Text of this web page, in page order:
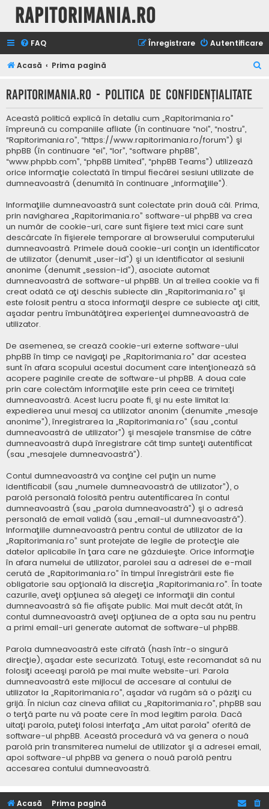
Rapitorimania.ro
FAQ Autentificare
Înregistrare
Acasă Prima pagină
t
Rapitorimania.ro - Politica de confidenţialitate
Această politică explică în detaliu cum „Rapitorimania.ro”
împreună cu companiile afliate (în continuare “noi”, “nostru”,
“Rapitorimania.ro”, “https://www.rapitorimania.ro/forum”) şi
phpBB (în continuare “ei”, “lor”, “software phpBB”,
“www.phpbb.com”, “phpBB Limited”, “phpBB Teams”) utilizează
orice informaţie colectată în timpul fiecărei sesiuni utilizate de
dumneavoastră (denumită în continuare „informaţiile”).
Informaţiile dumneavoastră sunt colectate prin două căi. Prima,
prin navigharea „Rapitorimania.ro” software-ul phpBB va crea
un număr de cookie-uri, care sunt fişiere text mici care sunt
descărcate în fişierele temporare al browserului computerului
dumneavoastră. Primele două cookie-uri conţin un identificator
de utilizator (denumit „user-id”) şi un identificator al sesiunii
anonime (denumit „session-id”), asociate automat
dumneavoastră de software-ul phpBB. Un al treilea cookie va fi
creat odată ce aţi deschis subiecte din „Rapitorimania.ro” şi
este folosit pentru a stoca informaţii despre ce subiecte aţi citit,
aşadar pentru îmbunătăţirea experienţei dumneavoastră de
utilizator.
De asemenea, se crează cookie-uri externe software-ului
phpBB în timp ce navigaţi pe „Rapitorimania.ro” dar acestea
sunt în afara scopului acestui document care intenţionează să
acopere paginile create de software-ul phpBB. A doua cale
prin care colectăm informaţiile este prin ceea ce trimiteţi
dumneavoastră. Acest lucru poate fi, şi nu este limitat la:
expedierea unui mesaj ca utilizator anonim (denumite „mesaje
anonime”), înregistrarea la „Rapitorimania.ro” (sau „contul
dumneavoastră de utilizator”) şi mesajele transmise de către
dumneavoastră după înregistrare cât timp sunteţi autentificat
(sau „mesajele dumneavoastră”).
Contul dumneavoastră va conţine cel puţin un nume
identificabil (sau „numele dumneavoastră de utilizator”), o
parolă personală folosită pentru autentificarea în contul
dumneavoastră (sau „parola dumneavoastră”) şi o adresă
personală de email validă (sau „email-ul dumneavoastră”).
Informaţiile dumneavoastră pentru contul de utilizator de la
„Rapitorimania.ro” sunt protejate de legile de protecţie ale
datelor aplicabile în ţara care ne găzduieşte. Orice informaţie
în afara numelui de utilizator, parolei sau a adresei de e-mail
cerută de „Rapitorimania.ro” în timpul înregistrării este fie
obligatorie sau opţională la discreţia „Rapitorimania.ro”. În toate
cazurile, aveţi opţiunea să alegeţi ce informaţii din contul
dumneavoastră să fie afişate public. Mai mult decât atât, în
contul dumneavoastră aveţi opţiunea de a opta sau nu pentru
a primi email-uri generate automat de software-ul phpBB.
Parola dumneavoastră este cifrată (hash într-o singură
direcţie), aşadar este securizată. Totuşi, este recomandat să nu
folosiţi aceeaşi parolă pe mai multe website-uri. Parola
dumneavoastră este mijlocul de accesare al contului de
utilizator la „Rapitorimania.ro”, aşadar vă rugăm să o păziţi cu
grijă. În niciun caz cineva afiliat cu „Rapitorimania.ro”, phpBB sau
o terţă parte nu vă poate cere în mod legitim parola. Dacă
uitaţi parola, puteţi folosi interfaţa „Am uitat parola” oferită de
software-ul phpBB. Această procedură vă va genera o nouă
parolă prin transmiterea numelui de utilizator şi a adresei email,
apoi software-ul phpBB va genera o nouă parolă pentru
accesarea contului dumneavoastră.
Acasă Prima pagină